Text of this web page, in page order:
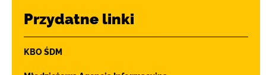
Przydatne linki
KBO ŚDM